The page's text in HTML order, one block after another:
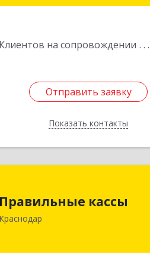
Клиентов на сопровождении
Отправить заявку
Показать контакты
Отправить заявку
Назад
Правильные кассы
Краснодар
Краснодар г, им Стасова ул,